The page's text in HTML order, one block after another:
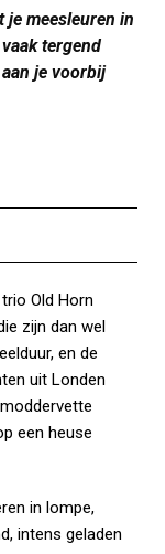
je meesleuren in
tergend
je voorbij
Old Horn
zijn dan wel
en de
uit Londen
een heuse
in lompe,
intens geladen